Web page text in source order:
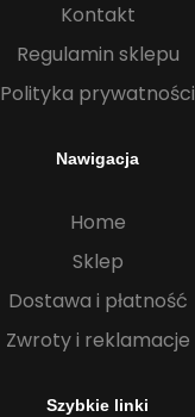
Kontakt
Regulamin sklepu
Polityka prywatności
Nawigacja
Home
Sklep
Dostawa i płatność
Zwroty i reklamacje
Szybkie linki